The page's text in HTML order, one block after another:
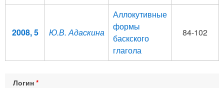
2008, 5 Ю.В. Адаскина
Аллокутивные
формы
баскского
глагола
84-102
Логин